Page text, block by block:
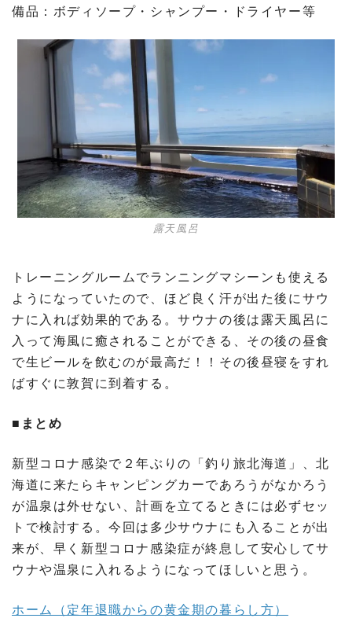
備品：ボディソープ・シャンプー・ドライヤー等
露天風呂
トレーニングルームでランニングマシーンも使える
ようになっていたので、ほど良く汗が出た後にサウ
ナに入れば効果的である。サウナの後は露天風呂に
入って海風に癒されることができる、その後の昼食
で生ビールを飲むのが最高だ！！その後昼寝をすれ
ばすぐに敦賀に到着する。
■まとめ
新型コロナ感染で２年ぶりの「釣り旅北海道」、北
海道に来たらキャンピングカーであろうがなかろう
が温泉は外せない、計画を立てるときには必ずセッ
トで検討する。今回は多少サウナにも入ることが出
来が、早く新型コロナ感染症が終息して安心してサ
ウナや温泉に入れるようになってほしいと思う。
ホーム（定年退職からの黄金期の暮らし方）